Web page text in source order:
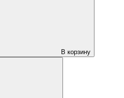
В корзину